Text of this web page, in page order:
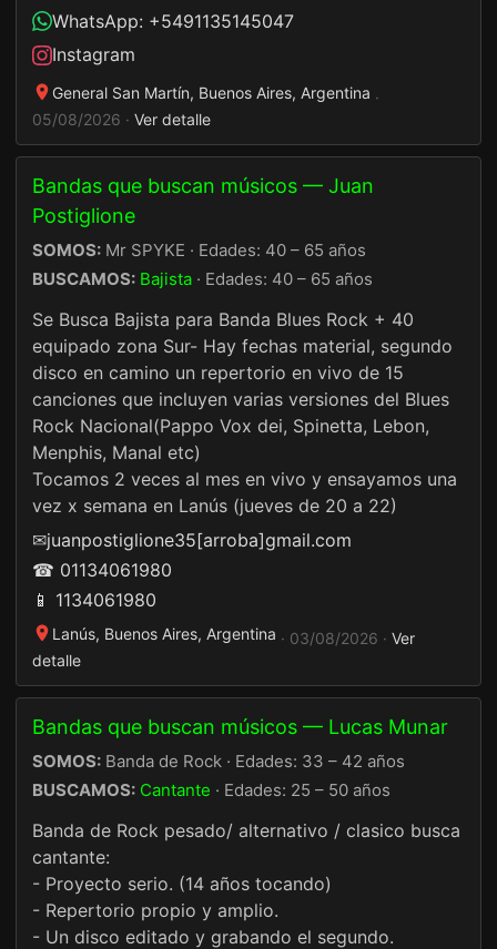
WhatsApp: +5491135145047
Instagram
General San Martín, Buenos Aires, Argentina ·
05/08/2026 · Ver detalle
Bandas que buscan músicos — Juan
Postiglione
SOMOS: Mr SPYKE · Edades: 40 – 65 años
BUSCAMOS: Bajista · Edades: 40 – 65 años
Se Busca Bajista para Banda Blues Rock + 40
equipado zona Sur- Hay fechas material, segundo
disco en camino un repertorio en vivo de 15
canciones que incluyen varias versiones del Blues
Rock Nacional(Pappo Vox dei, Spinetta, Lebon,
Menphis, Manal etc)
Tocamos 2 veces al mes en vivo y ensayamos una
vez x semana en Lanús (jueves de 20 a 22)
✉juanpostiglione35[arroba]gmail.com
☎ 01134061980
📱 1134061980
Lanús, Buenos Aires, Argentina · 03/08/2026 · Ver
detalle
Bandas que buscan músicos — Lucas Munar
SOMOS: Banda de Rock · Edades: 33 – 42 años
BUSCAMOS: Cantante · Edades: 25 – 50 años
Banda de Rock pesado/ alternativo / clasico busca
cantante:
- Proyecto serio. (14 años tocando)
- Repertorio propio y amplio.
- Un disco editado y grabando el segundo.